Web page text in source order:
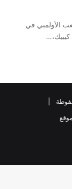
الأولمبي في
كيبيك،…